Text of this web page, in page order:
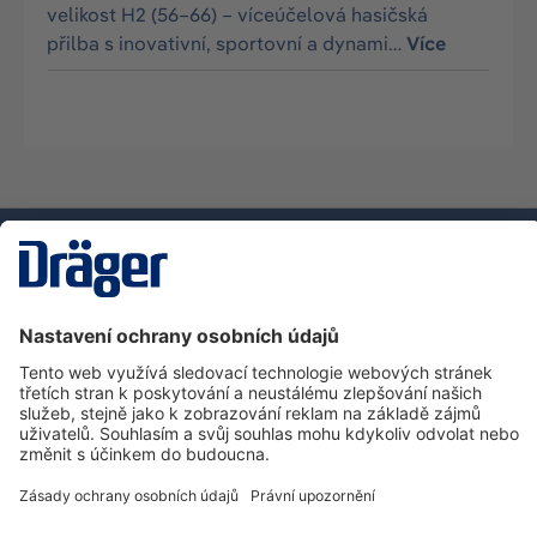
velikost H2 (56–66) – víceúčelová hasičská
přilba s inovativní, sportovní a dynami…Více
Zákaznická infolinka
O společnosti Dräger
Informace